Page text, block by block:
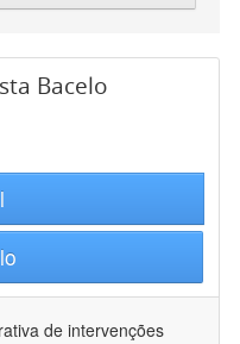
Bacelo
de intervenções